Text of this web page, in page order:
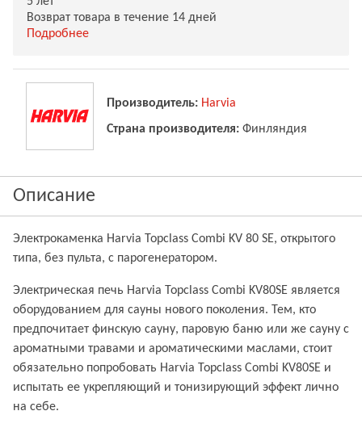
Возврат товара в течение 14 дней
Подробнее
Производитель: Harvia
Страна производителя: Финляндия
Описание
Электрокаменка Harvia Topclass Combi KV 80 SE, открытого
типа, без пульта, с парогенератором.
Электрическая печь Harvia Topclass Combi KV80SE является
оборудованием для сауны нового поколения. Тем, кто
предпочитает финскую сауну, паровую баню или же сауну с
ароматными травами и ароматическими маслами, стоит
обязательно попробовать Harvia Topclass Combi KV80SE и
испытать ее укрепляющий и тонизирующий эффект лично
на себе.